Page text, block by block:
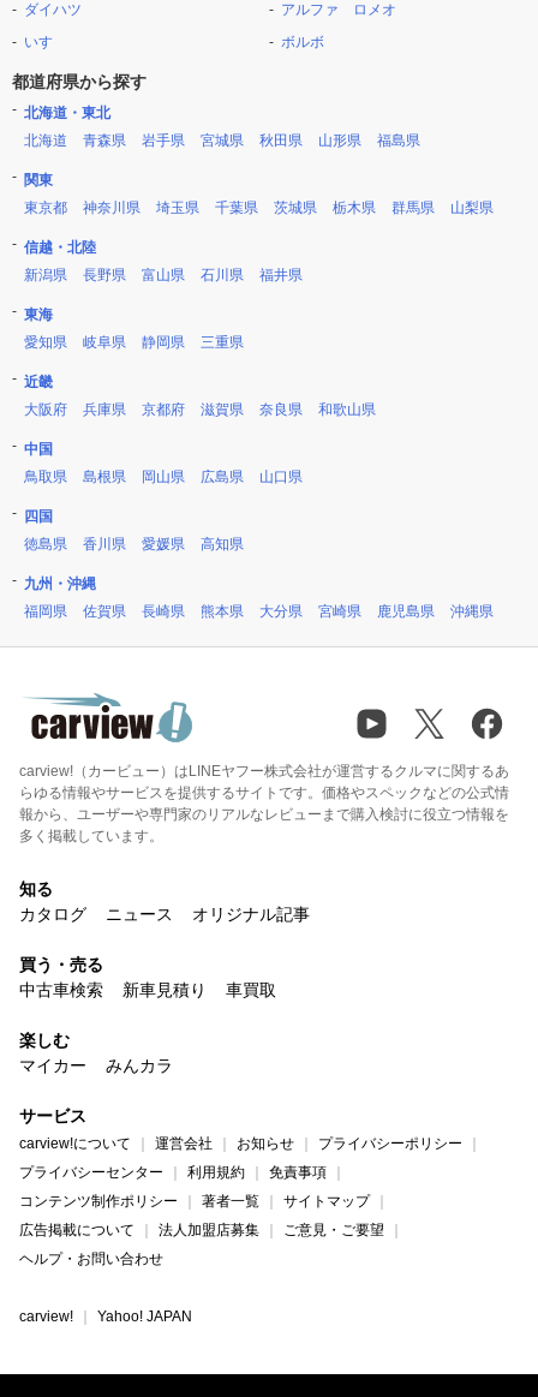
ダイハツ
いすゞ
アルファ ロメオ
ボルボ
都道府県から探す
北海道・東北
北海道
青森県 岩手県 宮城県 秋田県 山形県 福島県
関東
東京都
神奈川県 埼玉県 千葉県 茨城県 栃木県 群馬県 山梨県
信越・北陸
新潟県
長野県 富山県 石川県 福井県
東海
愛知県
岐阜県 静岡県 三重県
近畿
大阪府
兵庫県 京都府 滋賀県 奈良県 和歌山県
中国
鳥取県
島根県 岡山県 広島県 山口県
四国
徳島県
香川県 愛媛県 高知県
九州・沖縄
福岡県
佐賀県 長崎県 熊本県 大分県 宮崎県 鹿児島県 沖縄県
carview!（カービュー）はLINEヤフー株式会社が運営するクルマに関するあ
らゆる情報やサービスを提供するサイトです。価格やスペックなどの公式情
報から、ユーザーや専門家のリアルなレビューまで購入検討に役立つ情報を
多く掲載しています。
知る
カタログ
ニュース オリジナル記事
買う・売る
中古車検索
新車見積り 車買取
楽しむ
マイカー
みんカラ
サービス
carview!について 運営会社 お知らせ
プライバシーポリシー
プライバシーセンター
利用規約
免責事項
コンテンツ制作ポリシー
著者一覧
サイトマップ
広告掲載について
法人加盟店募集
ご意見・ご要望
ヘルプ・お問い合わせ
carview! Yahoo! JAPAN